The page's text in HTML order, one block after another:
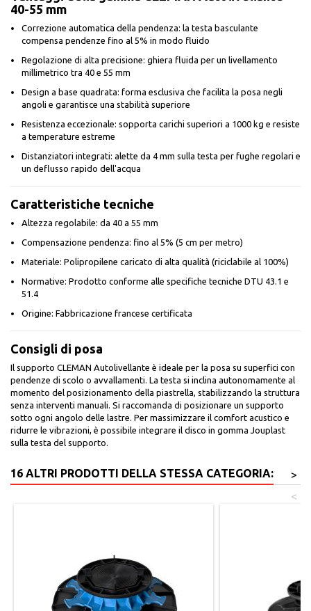
40-55 mm
Correzione automatica della pendenza: la testa basculante
compensa pendenze fino al 5% in modo fluido
Regolazione di alta precisione: ghiera fluida per un livellamento
millimetrico tra 40 e 55 mm
Design a base quadrata: forma esclusiva che facilita la posa negli
angoli e garantisce una stabilità superiore
Resistenza eccezionale: sopporta carichi superiori a 1000 kg e resiste
a temperature estreme
Distanziatori integrati: alette da 4 mm sulla testa per fughe regolari e
un deflusso rapido dell'acqua
Caratteristiche tecniche
Altezza regolabile: da 40 a 55 mm
Compensazione pendenza: fino al 5% (5 cm per metro)
Materiale: Polipropilene caricato di alta qualità (riciclabile al 100%)
Normative: Prodotto conforme alle specifiche tecniche DTU 43.1 e
51.4
Origine: Fabbricazione francese certificata
Consigli di posa
Il supporto CLEMAN Autolivellante è ideale per la posa su superfici con
pendenze di scolo o avvallamenti. La testa si inclina autonomamente al
momento del posizionamento della piastrella, stabilizzando la struttura
senza interventi manuali. Si raccomanda di posizionare un supporto
sotto ogni angolo delle lastre. Per massimizzare il comfort acustico e
ridurre le vibrazioni, è possibile integrare il disco in gomma Jouplast
sulla testa del supporto.
16 ALTRI PRODOTTI DELLA STESSA CATEGORIA:
>
<